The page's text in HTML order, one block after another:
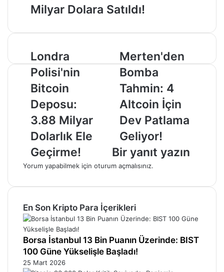
Milyar Dolara Satıldı!
Londra
Polisi'nin
Bitcoin
Deposu:
3.88
Milyar
Dolarlık
Ele
Geçirme!
Londra
Polisi'nin
Bitcoin
Deposu:
3.88 Milyar
Dolarlık Ele
Geçirme!
Merten'den
Bomba
Tahmin:
4
Altcoin
İçin
Dev
Patlama
Geliyor!
Merten'den
Bomba
Tahmin: 4
Altcoin İçin
Dev Patlama
Geliyor!
Bir yanıt yazın
Yorum yapabilmek için oturum açmalısınız.
En Son Kripto Para İçerikleri
Borsa İstanbul 13 Bin Puanın Üzerinde: BIST
100 Güne Yükselişle Başladı!
25 Mart 2026